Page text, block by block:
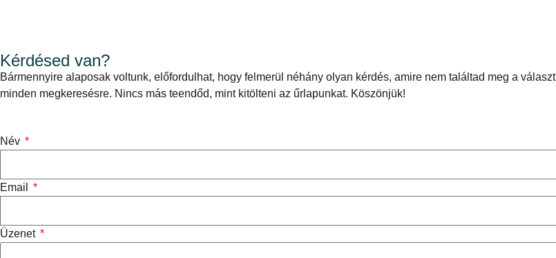
Kérdésed van?
Bármennyire alaposak voltunk, előfordulhat, hogy felmerül néhány olyan kérdés, amire nem találtad meg a
minden megkeresésre. Nincs más teendőd, mint kitölteni az űrlapunkat. Köszönjük!
Név
Email
Üzenet